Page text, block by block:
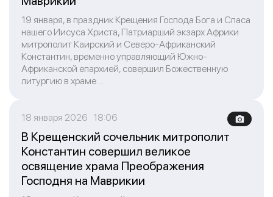
19 января, в праздник Крещения Господа Бога и Спаса
нашего Иисуса Христа, Патриарший экзарх Африки
митрополит Каирский и Северо-Африканский
Константин, временно управляющий Южно-
Африканской епархией, совершил Божественную
литургию в храме ...
18 января 2026 18:06
В Крещенский сочельник митрополит
Константин совершил великое
освящение храма Преображения
Господня на Маврикии